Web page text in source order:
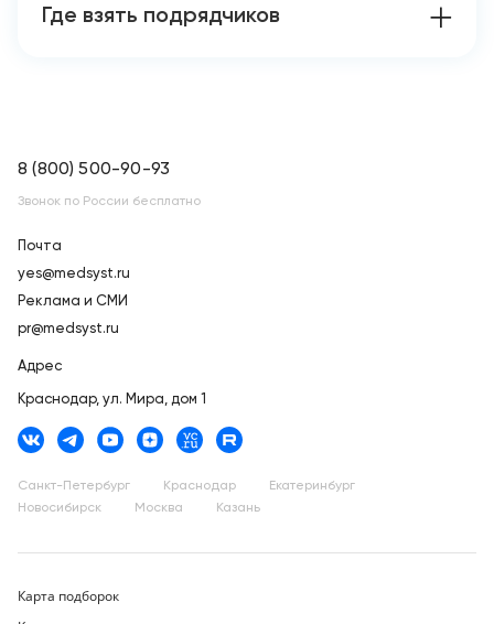
Где взять подрядчиков
8 (800) 500-90-93
Звонок по России бесплатно
Почта
yes@medsyst.ru
Реклама и СМИ
pr@medsyst.ru
Адрес
Краснодар, ул. Мира, дом 1
Санкт-Петербург Краснодар
Екатеринбург
Новосибирск
Москва Казань
Карта подборок